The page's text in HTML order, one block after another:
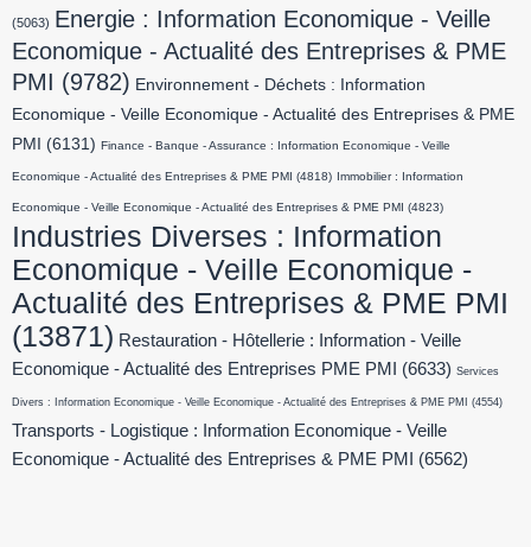
(5063) Energie : Information Economique - Veille
Economique - Actualité des Entreprises & PME
PMI (9782) Environnement - Déchets : Information
Economique - Veille Economique - Actualité des Entreprises & PME
PMI
(6131) Finance - Banque - Assurance : Information Economique - Veille
Economique - Actualité des Entreprises & PME PMI (4818) Immobilier : Information
Economique - Veille Economique - Actualité des Entreprises & PME PMI (4823)
Industries Diverses : Information
Economique - Veille Economique -
Actualité des Entreprises & PME PMI
(13871) Restauration - Hôtellerie : Information - Veille
Economique - Actualité des Entreprises PME PMI
(6633) Services
Divers : Information Economique - Veille Economique - Actualité des Entreprises & PME PMI (4554)
Transports - Logistique : Information Economique - Veille
Economique - Actualité des Entreprises & PME PMI
(6562)